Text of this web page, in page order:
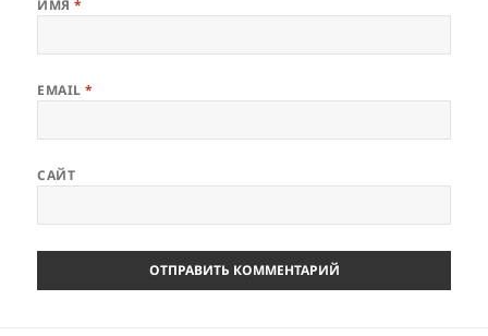
ИМЯ*
EMAIL*
САЙТ